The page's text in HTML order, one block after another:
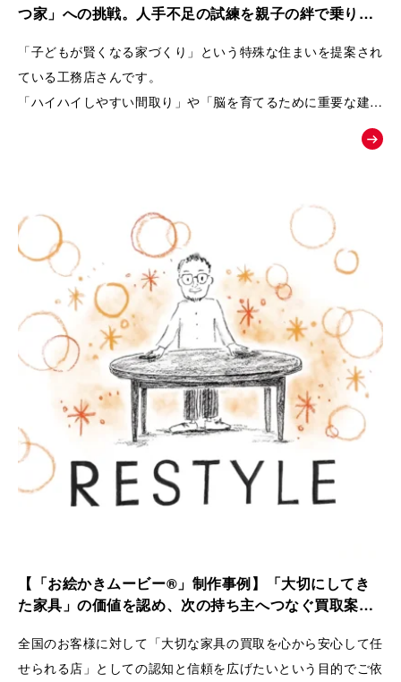
また、商品の魅力を一方的に伝えるのではなく、友人との会話
納得しながら家づくりを進めていく流れを描くことで、企業へ
の信頼感も醸成できるよう設計しています。
終盤では、実際のお客様の声や、会社の理念・アフターメンテ
「住むだけで家族が健やかに暮らせる家とは何か」
という価値を物語を通して伝え、共感した方が「まずは勉強会
へ参加してみよう」と自然に行動したくなることを目指した
「お絵かきムービー®︎」です。
つ家」への挑戦。人手不足の試練を親子の絆で乗り越
「子どもが賢くなる家づくり」という特殊な住まいを提案され
ている工務店さんです。
「ハイハイしやすい間取り」や「脳を育てるために重要な建材
世間一般ではまだ認知されていないことを、わかりやすくお客
【「お絵かきムービー®」制作事例】「大切にしてき
た家具」の価値を認め、次の持ち主へつなぐ買取案内
全国のお客様に対して「大切な家具の買取を心から安心して任
せられる店」としての認知と信頼を広げたいという目的でご依